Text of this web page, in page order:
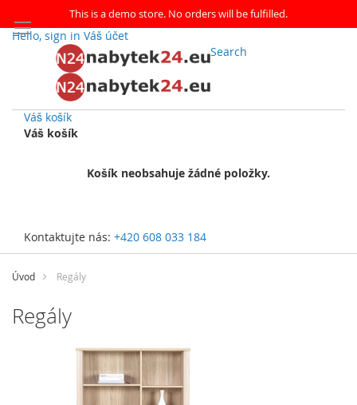
This is a demo store. No orders will be fulfilled.
Hello, sign in Váš účet
Search
Váš košík
Váš košík
Košík neobsahuje žádné položky.
Kontaktujte nás: +420 608 033 184
Přejít
obsah
Úvod Regály
Regály